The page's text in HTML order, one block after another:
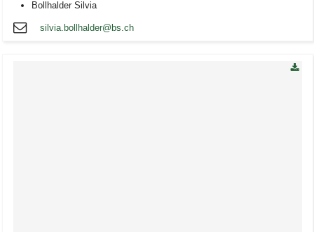
Bollhalder Silvia
silvia.bollhalder@bs.ch